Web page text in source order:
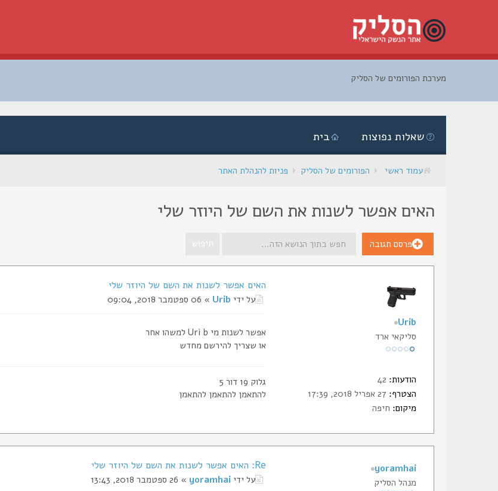
מערכת הפורומים של הסליק
בית שאלות נפוצות
עמוד ראשי הפורומים של הסליק פניות להנהלת האתר
האים אפשר לשנות את השם של היוזר שלי
פרסם תגובה
האים אפשר לשנות את השם של היוזר שלי
על ידי Urib » 06 ספטמבר 2018, 09:04
אפשר לשנות מי Uri b למשהו אחר
או שצריך להירשם מחדש
גלוק 19 דור 5
להתאמן להתאמן להתאמן
Urib
סליקאי ארד
הודעות:
הצטרף:
מיקום: חיפה
Re: האים אפשר לשנות את השם של היוזר שלי
על ידיyoramhai » 26 ספטמבר 2018, 13:43
yoramhai
מנהל הסליק